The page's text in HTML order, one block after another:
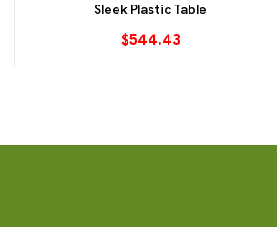
Sleek Plastic Table
$544.43